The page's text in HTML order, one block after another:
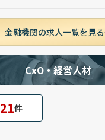
金融機関の求人一覧を見る
CxO・経営人材
21件